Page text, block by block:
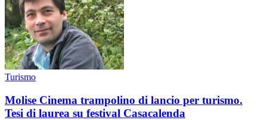
Turismo
Molise Cinema trampolino di lancio per turismo.
Tesi di laurea su festival Casacalenda